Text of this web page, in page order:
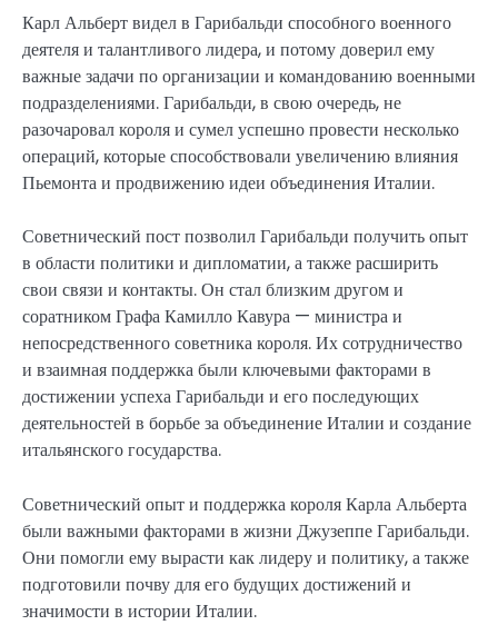
Карл Альберт видел в Гарибальди способного военного
деятеля и талантливого лидера, и потому доверил ему
важные задачи по организации и командованию военными
подразделениями. Гарибальди, в свою очередь, не
разочаровал короля и сумел успешно провести несколько
операций, которые способствовали увеличению влияния
Пьемонта и продвижению идеи объединения Италии.
Советнический пост позволил Гарибальди получить опыт
в области политики и дипломатии, а также расширить
свои связи и контакты. Он стал близким другом и
соратником Графа Камилло Кавура — министра и
непосредственного советника короля. Их сотрудничество
и взаимная поддержка были ключевыми факторами в
достижении успеха Гарибальди и его последующих
деятельностей в борьбе за объединение Италии и создание
итальянского государства.
Советнический опыт и поддержка короля Карла Альберта
были важными факторами в жизни Джузеппе Гарибальди.
Они помогли ему вырасти как лидеру и политику, а также
подготовили почву для его будущих достижений и
значимости в истории Италии.